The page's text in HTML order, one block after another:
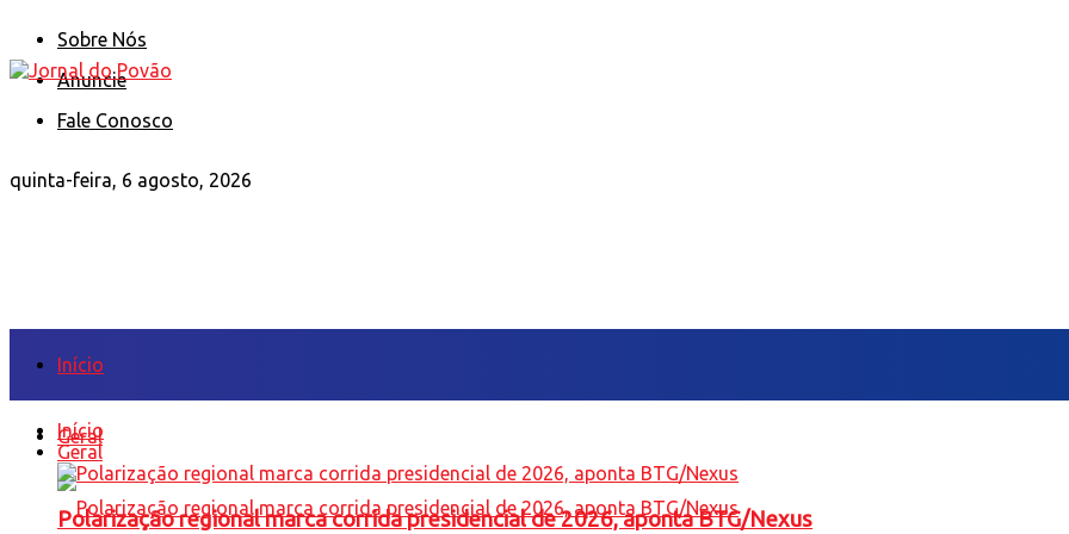
Sobre Nós
Anuncie
Fale Conosco
quinta-feira, 6 agosto, 2026
Início
Geral
Início
Geral
Polarização regional marca corrida presidencial de 2026, aponta BTG/Nexus